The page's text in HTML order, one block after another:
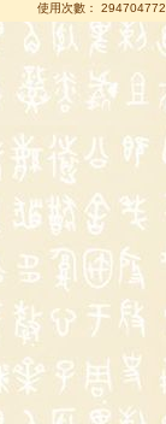
使用次數： 294704772